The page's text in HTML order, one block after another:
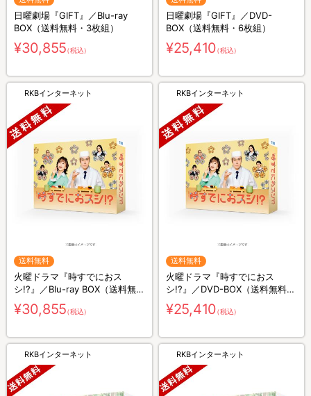
日曜劇場『GIFT』／Blu-ray
BOX（送料無料・3枚組）
¥30,855（税込）
日曜劇場『GIFT』／DVD-
BOX（送料無料・6枚組）
¥25,410（税込）
RKBインターネット
送料無料
火曜ドラマ『時すでにおス
シ!?』／Blu-ray BOX（送料無
料・3枚組）
¥30,855（税込）
RKBインターネット
送料無料
火曜ドラマ『時すでにおス
シ!?』／DVD-BOX（送料無料・
6枚組）
¥25,410（税込）
RKBインターネット RKBインターネット